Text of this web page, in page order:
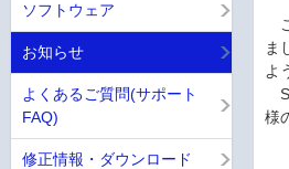
ま
よ
様
ソフトウェア
お知らせ
よくあるご質問(サポート
FAQ)
修正情報・ダウンロード